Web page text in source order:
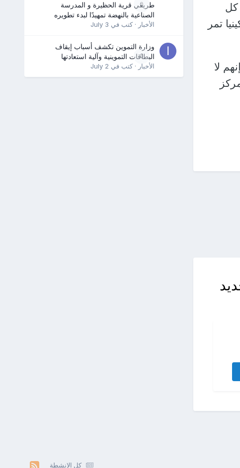
مع كل
تمر
إنهم لا
0
طريقي قرية الحظيرة و المدرسة
الصناعية بالنهضة تمهيدًا لبدء تطويره
الأخبار · كتب في July 3
0
وزارة التموين تكشف أسباب إيقاف
البطاقات التموينية وآلية استعادتها
الأخبار · كتب في July 2
كل الانشطة